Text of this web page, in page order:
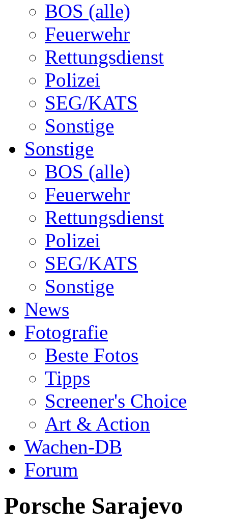
BOS (alle)
Feuerwehr
Rettungsdienst
Polizei
SEG/KATS
Sonstige
Sonstige
BOS (alle)
Feuerwehr
Rettungsdienst
Polizei
SEG/KATS
Sonstige
News
Fotografie
Beste Fotos
Tipps
Screener's Choice
Art & Action
Wachen-DB
Forum
Porsche Sarajevo